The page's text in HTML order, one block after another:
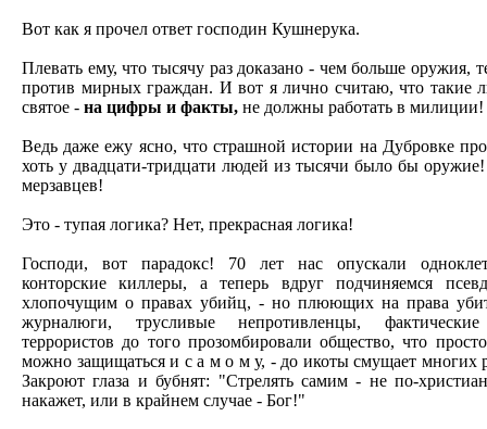
Вот как я прочел ответ господин Кушнерука.
Плевать ему, что тысячу раз доказано - чем больше оружия,
против мирных граждан. И вот я лично считаю, что
святое - на цифры и факты, не должны работать в милиции!
Ведь даже ежу ясно, что страшной истории на Дубровке
хоть у двадцати-тридцати людей из тысячи было бы
мерзавцев!
Это - тупая логика? Нет, прекрасная логика!
Господи, вот парадокс! 70 лет нас опускали
конторские киллеры, а теперь вдруг подчиняемся
хлопочущим о правах убийц, - но плюющих на права
журналюги, трусливые непротивленцы,
террористов до того прозомбировали общество, что
можно защищаться и с а м о м у, - до икоты смущает многих
Закроют глаза и бубнят: "Стрелять самим - не по-
накажет, или в крайнем случае - Бог!"